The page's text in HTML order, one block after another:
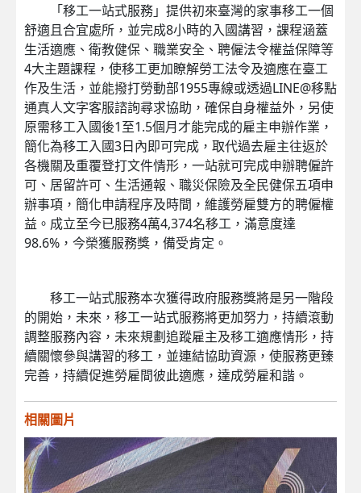
「移工一站式服務」提供初來臺灣的家事移工一個
舒適且合宜處所，並完成8小時的入國講習，課程涵蓋
生活適應、衛教健保、職業安全、聘僱法令權益保障等
4大主題課程，使移工更加瞭解勞工法令及適應在臺工
作及生活，並能撥打勞動部1955專線或透過LINE@移點
通真人文字客服諮詢尋求協助，確保自身權益外，另使
原需移工入國後1至1.5個月才能完成的雇主申辦作業，
簡化為移工入國3日內即可完成，取代過去雇主往返於
各機關及重覆登打文件情形，一站就可完成申辦聘僱許
可、居留許可、生活通報、職災保險及全民健保五項申
辦事項，簡化申請程序及時間，維護勞雇雙方的聘僱權
益。成立至今已服務4萬4,374名移工，滿意度達
98.6%，今榮獲服務獎，備受肯定。
移工一站式服務本次獲得政府服務獎將是另一階段
的開始，未來，移工一站式服務將更加努力，持續滾動
調整服務內容，未來規劃追蹤雇主及移工適應情形，持
續關懷參與講習的移工，並連結協助資源，使服務更臻
完善，持續促進勞雇間彼此適應，達成勞雇和諧。
相關圖片